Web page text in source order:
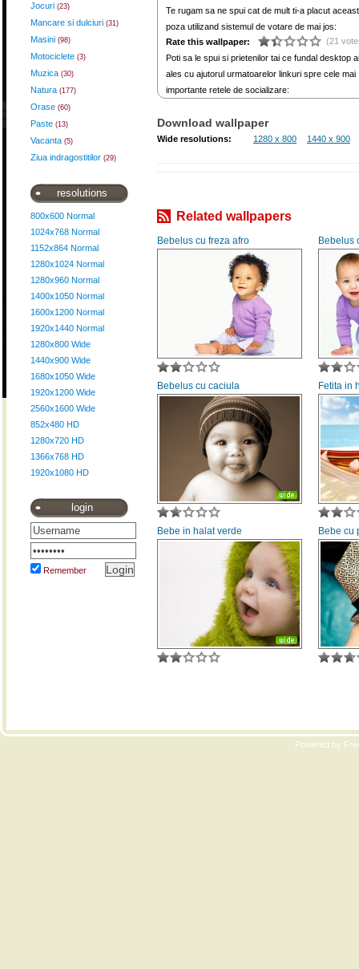
Jocuri (23)
Mancare si dulciuri (31)
Masini (98)
Motociclete (3)
Muzica (30)
Natura (177)
Orase (60)
Paste (13)
Vacanta (5)
Ziua indragostitilor (29)
resolutions
800x600 Normal
1024x768 Normal
1152x864 Normal
1280x1024 Normal
1280x960 Normal
1400x1050 Normal
1600x1200 Normal
1920x1440 Normal
1280x800 Wide
1440x900 Wide
1680x1050 Wide
1920x1200 Wide
2560x1600 Wide
852x480 HD
1280x720 HD
1366x768 HD
1920x1080 HD
login
Remember
Te rugam sa ne spui cat de mult ti-a placut
poza utilizand sistemul de votare de mai jos:
Rate this wallpaper:
(21
Poti sa le spui si prietenilor tai ce fundal desktop ai
ales cu ajutorul urmatoarelor linkuri spre cele mai
importante retele de socializare:
Download wallpaper
Wide resolutions: 1280 x 800 1440 x 900
Related wallpapers
Bebelus cu freza afro Bebelus
Bebelus cu caciula Fetita in
Bebe in halat verde Bebe cu
Powered by